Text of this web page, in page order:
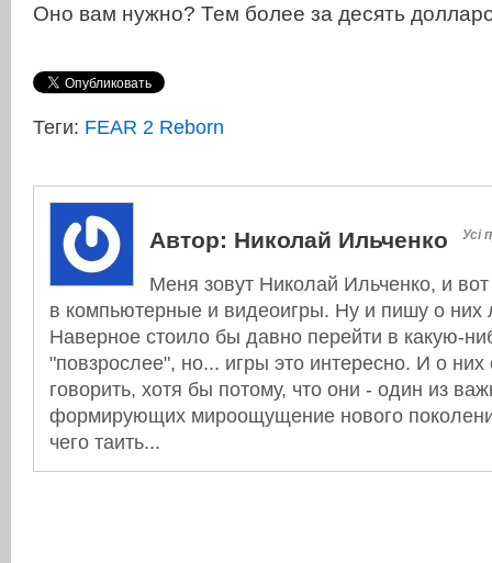
Оно вам нужно? Тем более за десять
Теги: FEAR 2 Reborn
Автор: Николай Ильченко Усі
Меня зовут Николай Ильченко, и
в компьютерные и видеоигры. Ну и пишу о них
Наверное стоило бы давно перейти в какую-
"повзрослее", но... игры это интересно. И о них
говорить, хотя бы потому, что они - один из
формирующих мироощущение нового
чего таить...